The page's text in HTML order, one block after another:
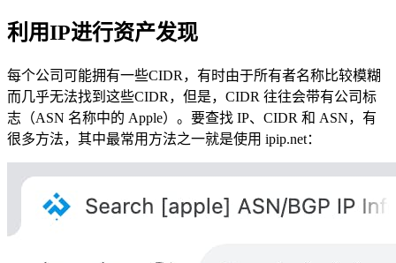
利用IP进行资产发现
每个公司可能拥有一些CIDR，有时由于所有者名称比较模糊
而几乎无法找到这些CIDR，但是，CIDR 往往会带有公司标
志（ASN 名称中的 Apple）。要查找 IP、CIDR 和 ASN，有
很多方法，其中最常用方法之一就是使用 ipip.net：